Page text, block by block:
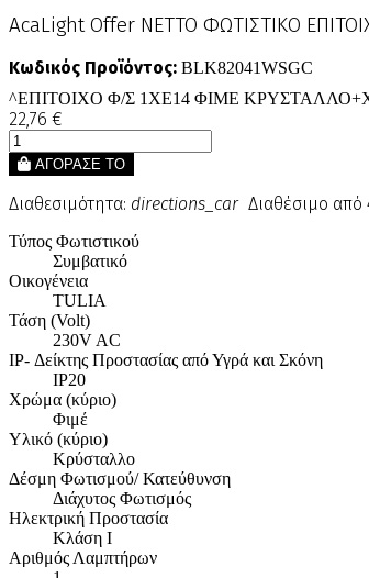
AcaLight Offer NETTO ΦΩΤΙΣΤΙΚΟ
Κωδικός Προϊόντος: BLK82041WSGC
^ΕΠΙΤΟΙΧΟ Φ/Σ 1ΧΕ14 ΦΙΜΕ
22,76 €
ΑΓΟΡΑΣΕ ΤΟ
Διαθεσιμότητα: directions_car Διαθέσιμο
Τύπος Φωτιστικού
Συμβατικό
Οικογένεια
TULIA
Τάση (Volt)
230V AC
IP- Δείκτης Προστασίας από Υγρά και Σκόνη
IP20
Χρώμα (κύριο)
Φιμέ
Υλικό (κύριο)
Κρύσταλλο
Δέσμη Φωτισμού/ Κατεύθυνση
Διάχυτος Φωτισμός
Ηλεκτρική Προστασία
Κλάση Ι
Αριθμός Λαμπτήρων